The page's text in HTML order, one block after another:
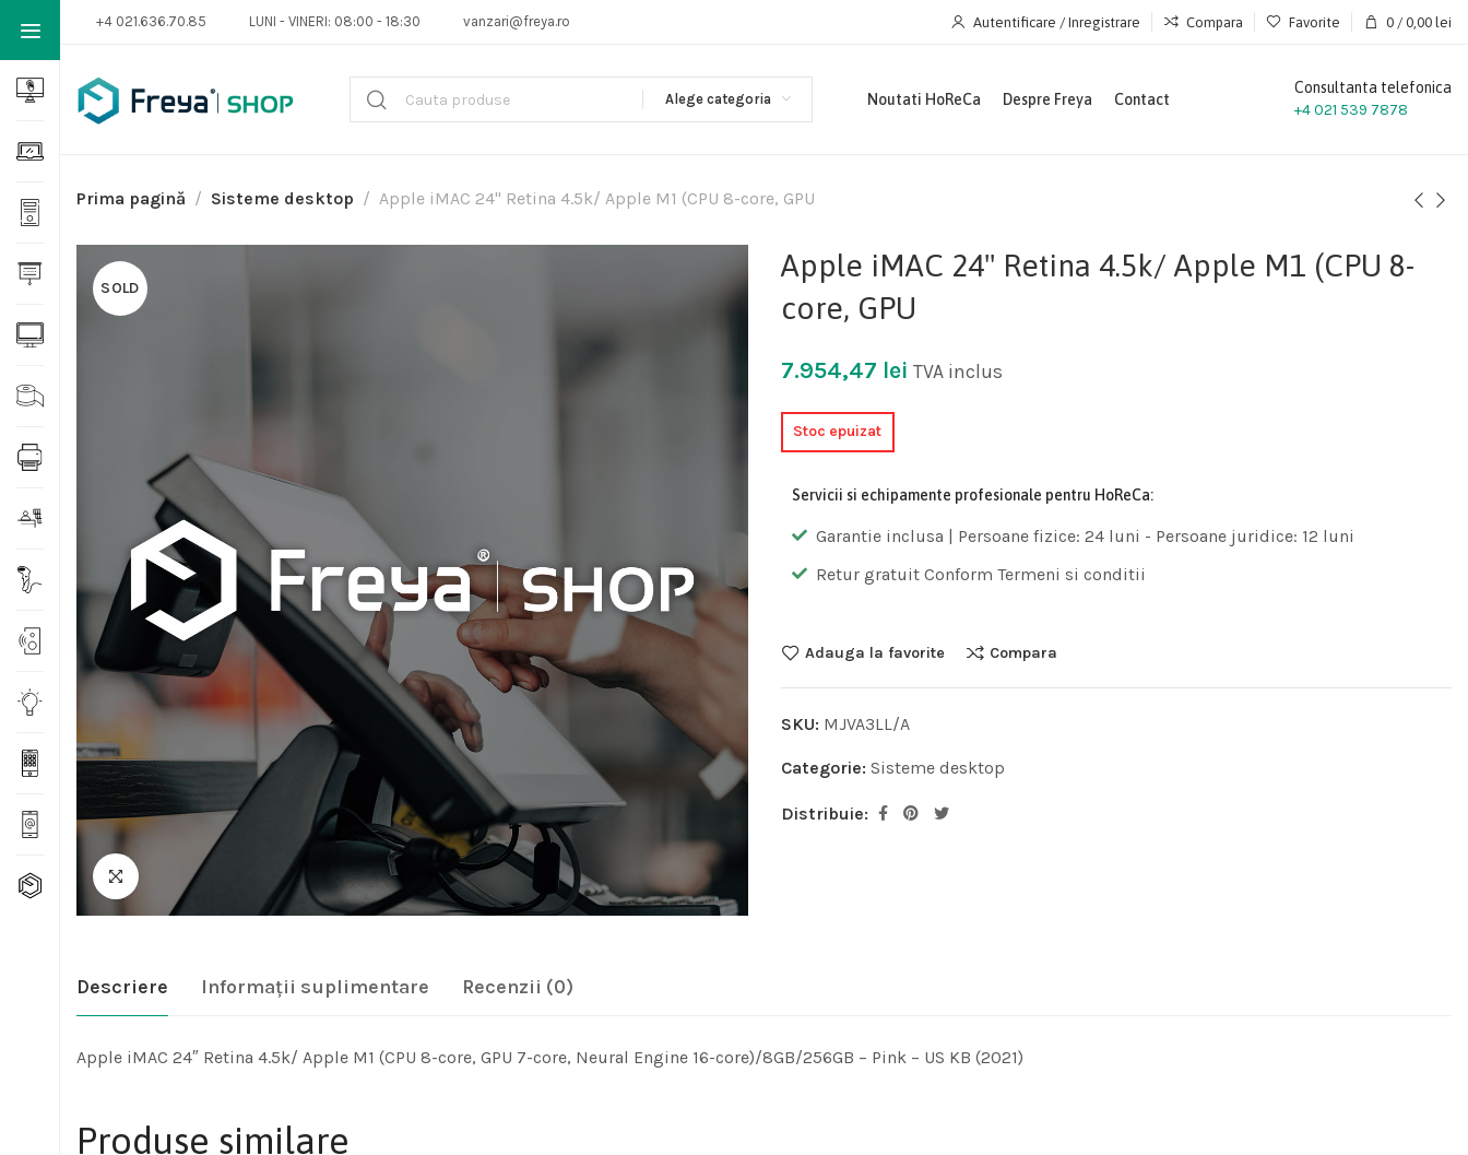
+4 021.636.70.85 LUNI - VINERI: 08:00 - 18:30 vanzari@freya.ro Autentificare / Inregistrare Compara Favorite 0 / 0,00 lei
Alege categoria Noutati HoReCa Despre Freya Contact
Consultanta telefonica
+4 021 539 7878
Prima pagină Sisteme desktop Apple iMAC 24" Retina 4.5k/ Apple M1 (CPU 8-core, GPU
SOLD
Apple iMAC 24" Retina 4.5k/ Apple M1 (CPU 8-
core, GPU
7.954,47 lei TVA inclus
Stoc epuizat
Servicii si echipamente profesionale pentru HoReCa:
Garantie inclusa | Persoane fizice: 24 luni - Persoane juridice: 12 luni
Retur gratuit Conform Termeni si conditii
Adauga la favorite Compara
SKU: MJVA3LL/A
Categorie: Sisteme desktop
Distribuie:
Descriere Informații suplimentare Recenzii (0)
Apple iMAC 24″ Retina 4.5k/ Apple M1 (CPU 8-core, GPU 7-core, Neural Engine 16-core)/8GB/256GB – Pink – US KB (2021)
Produse similare